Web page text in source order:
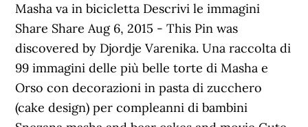
Masha va in bicicletta Descrivi le immagini
Share Share Aug 6, 2015 - This Pin was
discovered by Djordje Varenika. Una raccolta di
99 immagini delle più belle torte di Masha e
Orso con decorazioni in pasta di zucchero
(cake design) per compleanni di bambini